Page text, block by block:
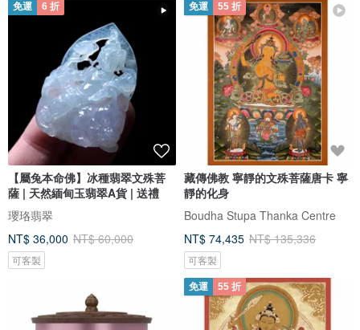
免運 6 折
【屬兔本命佛】冰種翡翠文殊菩
薩 | 天然緬甸玉翡翠A貨 | 送禮
瓔珞翡翠
NT$ 36,000 NT$ 60,000
可客製
免運 55 折
藏傳佛教 寧靜的文殊菩薩唐卡 寧
靜的化身
Boudha Stupa Thanka Centre
NT$ 74,435 NT$ 135,336
可客製
免運 55 折